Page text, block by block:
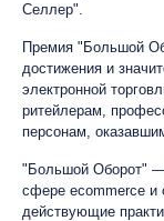
Селлер".
Премия "Большой
достижения и
электронной
ритейлерам,
персонам,
"Большой Оборот" —
сфере ecommerce и
действующие